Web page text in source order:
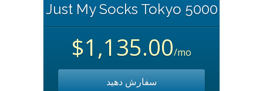
Just My Socks Tokyo 5000
$1,135.00/mo
سفارش دهید